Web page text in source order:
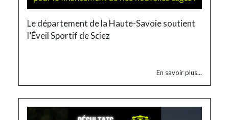
Le département de la Haute-Savoie soutient
l’Éveil Sportif de Sciez
En savoir plus...